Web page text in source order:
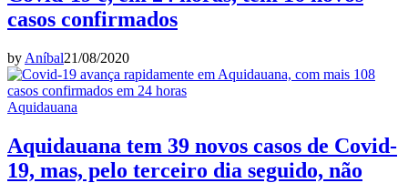
casos confirmados
by Aníbal21/08/2020
Aquidauana
Aquidauana tem 39 novos casos de Covid-
19, mas, pelo terceiro dia seguido, não